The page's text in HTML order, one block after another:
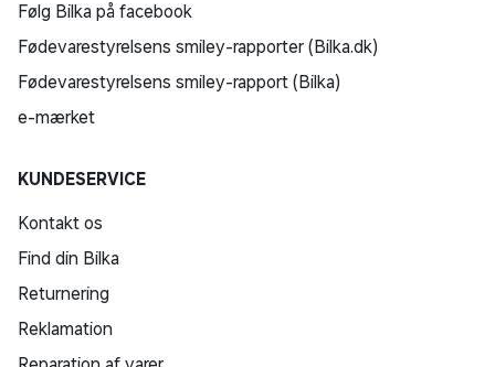
Følg Bilka på facebook
Fødevarestyrelsens smiley-rapporter (Bilka.dk)
Fødevarestyrelsens smiley-rapport (Bilka)
e-mærket
KUNDESERVICE
Kontakt os
Find din Bilka
Returnering
Reklamation